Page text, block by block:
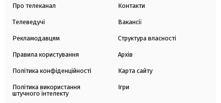
Про телеканал
Телеведучі
Рекламодавцям
Правила користування
Політика конфіденційності
Політика використання
штучного інтелекту
Контакти
Вакансії
Структура власності
Архів
Карта сайту
Ігри